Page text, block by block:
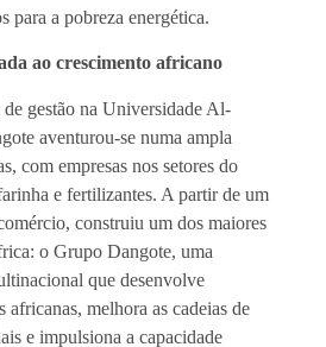
para a pobreza energética.
ao crescimento africano
de gestão na Universidade Al-
aventurou-se numa ampla
com empresas nos setores do
e fertilizantes. A partir de um
construiu um dos maiores
o Grupo Dangote, uma
que desenvolve
africanas, melhora as cadeias de
e impulsiona a capacidade